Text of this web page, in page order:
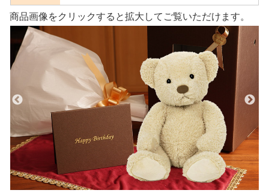
商品画像をクリックすると拡大してご覧いただけます。